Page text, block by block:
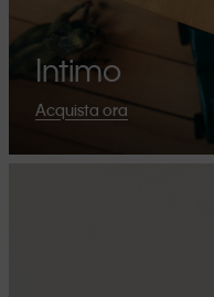
Intimo
Acquista ora